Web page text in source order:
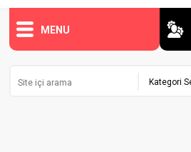
MENU